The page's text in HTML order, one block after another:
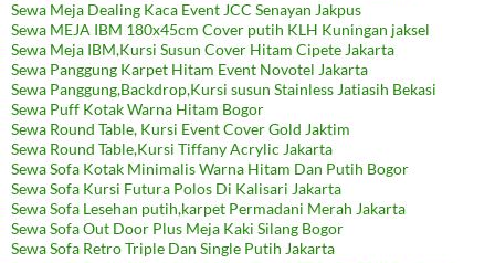
Sewa Meja Dealing Kaca Event JCC Senayan Jakpus
Sewa MEJA IBM 180x45cm Cover putih KLH Kuningan jaksel
Sewa Meja IBM,Kursi Susun Cover Hitam Cipete Jakarta
Sewa Panggung Karpet Hitam Event Novotel Jakarta
Sewa Panggung,Backdrop,Kursi susun Stainless Jatiasih Bekasi
Sewa Puff Kotak Warna Hitam Bogor
Sewa Round Table, Kursi Event Cover Gold Jaktim
Sewa Round Table,Kursi Tiffany Acrylic Jakarta
Sewa Sofa Kotak Minimalis Warna Hitam Dan Putih Bogor
Sewa Sofa Kursi Futura Polos Di Kalisari Jakarta
Sewa Sofa Lesehan putih,karpet Permadani Merah Jakarta
Sewa Sofa Out Door Plus Meja Kaki Silang Bogor
Sewa Sofa Retro Triple Dan Single Putih Jakarta